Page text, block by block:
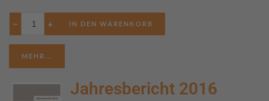
− +
MEHR...
Jahresbericht 2016